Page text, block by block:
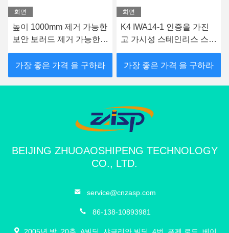
화면
높이 1000mm 제거 가능한
보안 보러드 제거 가능한
교통 보러드 깊이 350mm
가장 좋은 가격 을 구하라
화면
K4 IWA14-1 인증을 가진
고 가시성 스테인리스 스틸
제거 할 수있는 보러드
가장 좋은 가격 을 구하라
BEIJING ZHUOAOSHIPENG TECHNOLOGY
CO., LTD.
service@cnzasp.com
86-138-10893981